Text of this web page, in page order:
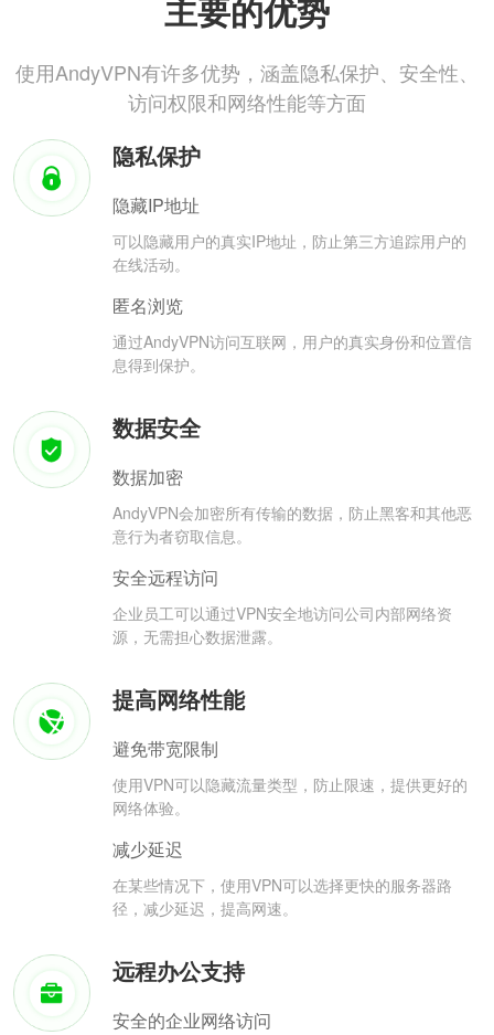
主要的优势
使用AndyVPN有许多优势，涵盖隐私保护、安全性、
访问权限和网络性能等方面
隐私保护
隐藏IP地址
可以隐藏用户的真实IP地址，防止第三方追踪用户的
在线活动。
匿名浏览
通过AndyVPN访问互联网，用户的真实身份和位置信
息得到保护。
数据安全
数据加密
AndyVPN会加密所有传输的数据，防止黑客和其他恶
意行为者窃取信息。
安全远程访问
企业员工可以通过VPN安全地访问公司内部网络资
源，无需担心数据泄露。
提高网络性能
避免带宽限制
使用VPN可以隐藏流量类型，防止限速，提供更好的
网络体验。
减少延迟
在某些情况下，使用VPN可以选择更快的服务器路
径，减少延迟，提高网速。
远程办公支持
安全的企业网络访问